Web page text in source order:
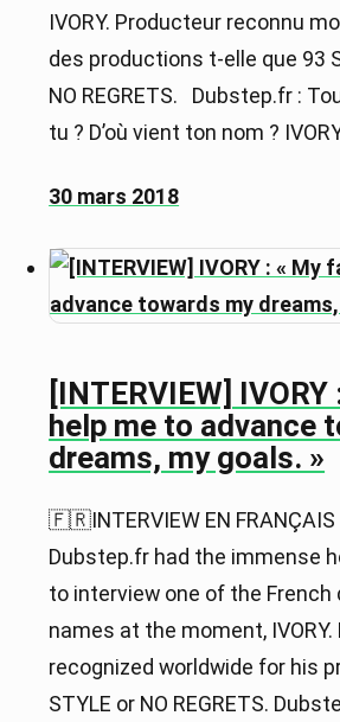
IVORY. Producteur reconnu
des productions t-elle que 93
NO REGRETS. Dubstep.fr :
tu ? D’où vient ton nom ?
30 mars 2018
[INTERVIEW]
help me to advance
dreams, my goals. »
🇫🇷INTERVIEW EN
Dubstep.fr had the immense
to interview one of the French
names at the moment, IVORY.
recognized worldwide for his
STYLE or NO REGRETS.